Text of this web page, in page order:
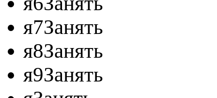
я7Занять
я8Занять
я9Занять